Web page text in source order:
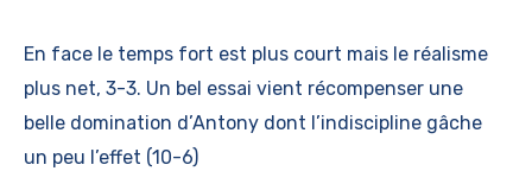
En face le temps fort est plus court mais le réalisme
plus net, 3-3. Un bel essai vient récompenser une
belle domination d’Antony dont l’indiscipline gâche
un peu l’effet (10-6)